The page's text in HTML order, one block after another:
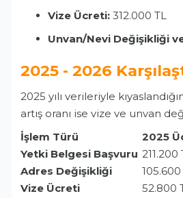
Vize Ücreti: 312.000 TL
Unvan/Nevi Değişikliği
2025 - 2026
2025 yılı verileriyle
artış oranı ise vize ve unvan
İşlem Türü
2025
Yetki Belgesi Başvuru 211.200
Adres Değişikliği
105.600
Vize Ücreti
52.800